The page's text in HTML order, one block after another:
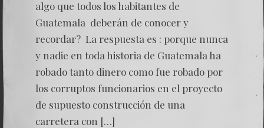
algo que todos los habitantes de
Guatemala deberán de conocer y
recordar? La respuesta es : porque nunca
y nadie en toda historia de Guatemala ha
robado tanto dinero como fue robado por
los corruptos funcionarios en el proyecto
de supuesto construcción de una
carretera con […]